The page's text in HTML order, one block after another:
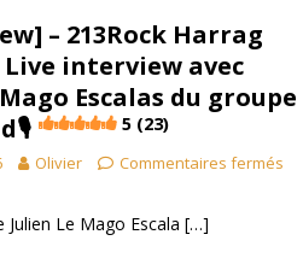
– 213Rock Harrag
interview avec
Escalas du groupe
5 (23)
Olivier Commentaires fermés
Julien Le Mago Escala […]